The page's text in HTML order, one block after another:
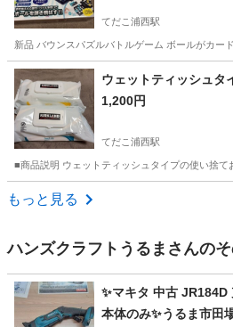
てだこ浦西駅
新品 バウンスパズルバトルゲーム ボールがカー
沖縄 中頭郡 てだこ浦西駅 その他
ウェットティッシュ
1,200円
てだこ浦西駅
■商品説明 ウェットティッシュタイプの使い捨
沖縄 中頭郡
もっと見る
ハンズクラフトうるま さんの
✨マキタ 中古
本体のみ✨うるま市田